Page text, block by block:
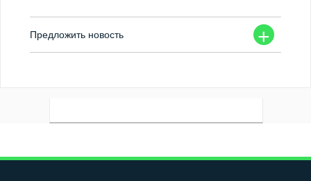
+
Предложить новость